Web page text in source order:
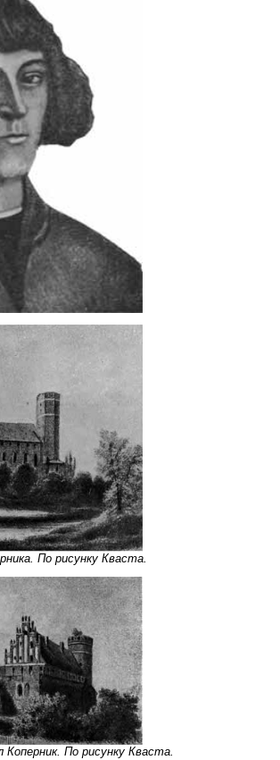
По рисунку Кваста.
По рисунку Кваста.